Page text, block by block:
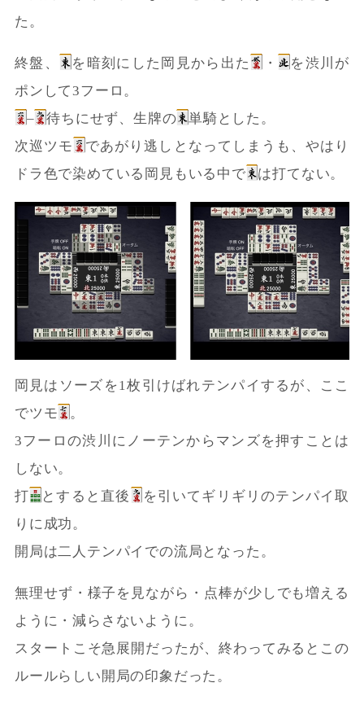
た。
終盤、 を暗刻にした岡見から出た ・
を渋川が
ポンして3フーロ。
–
待ちにせず、生牌の
単騎とした。
次巡ツモ
であがり逃しとなってしまうも、やはり
ドラ色で染めている岡見もいる中で
は打てない。
岡見はソーズを1枚引けばれテンパイするが、ここ
でツモ
。
3フーロの渋川にノーテンからマンズを押すことは
しない。
打
とすると直後
を引いてギリギリのテンパイ取
りに成功。
開局は二人テンパイでの流局となった。
無理せず・様子を見ながら・点棒が少しでも増える
ように・減らさないように。
スタートこそ急展開だったが、終わってみるとこの
ルールらしい開局の印象だった。